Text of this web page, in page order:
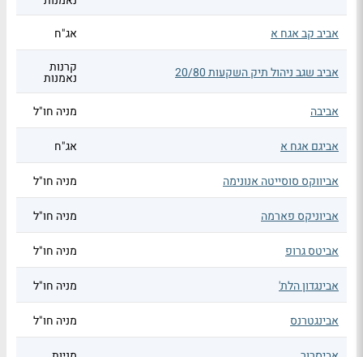
אביב קב אגח א
אג"ח
אביב שגב ניהול תיק השקעות 20/80 קרנות
נאמנות
אביבה
מניה חו"ל
אביגם אגח א אג"ח
אביווקס סוסייטה אנונימה מניה חו"ל
אביוניקס פארמה מניה חו"ל
אביטס גרופ מניה חו"ל
אבינגדון הלת' מניה חו"ל
אבינגטרנס מניה חו"ל